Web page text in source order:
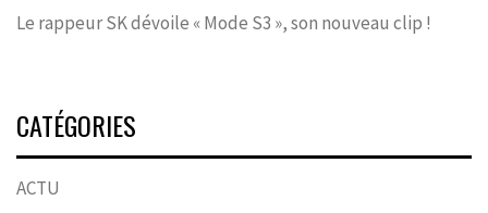
Le rappeur SK dévoile « Mode S3 », son nouveau clip !
CATÉGORIES
ACTU